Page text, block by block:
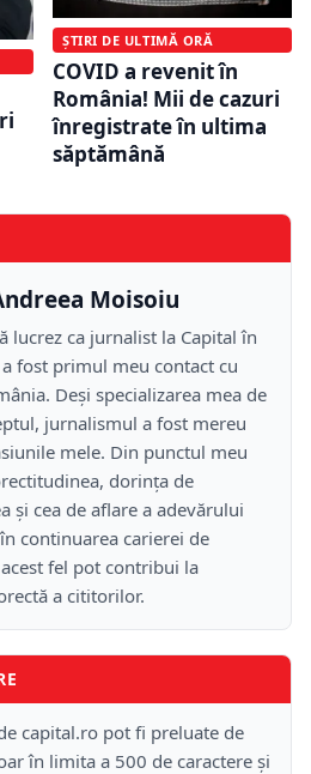
ȘTIRI DE ULTIMĂ ORĂ
COVID a revenit în
România! Mii de cazuri
înregistrate în ultima
săptămână
Moisoiu
lucrez ca jurnalist la Capital în
fost primul meu contact cu
Deși specializarea mea de
jurnalismul a fost mereu
mele. Din punctul meu
dorința de
și cea de aflare a adevărului
continuarea carierei de
fel pot contribui la
a cititorilor.
capital.ro pot fi preluate de
în limita a 500 de caractere și